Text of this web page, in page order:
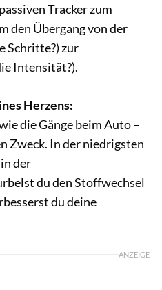
Tracker zum
den Übergang von der
Schritte?) zur
Intensität?).
Herzens:
die Gänge beim Auto –
Zweck. In der niedrigsten
der
du den Stoffwechsel
du deine
ANZEIGE